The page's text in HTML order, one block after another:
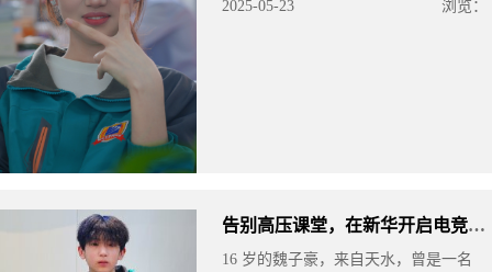
设计作品的样子，教室里现代化的设
2025-05-23 浏览：
告别高压课堂，在新华开启电竞逐梦新篇
16 岁的魏子豪，来自天水，曾是一名